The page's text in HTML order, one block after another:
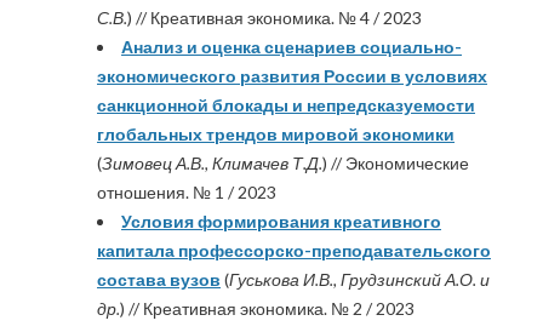
С.В.) // Креативная экономика. № 4 / 2023
Анализ и оценка сценариев социально-
экономического развития России в условиях
санкционной блокады и непредсказуемости
глобальных трендов мировой экономики
(Зимовец А.В., Климачев Т.Д.) // Экономические
отношения. № 1 / 2023
Условия формирования креативного
капитала профессорско-преподавательского
состава вузов (Гуськова И.В., Грудзинский А.О. и
др.) // Креативная экономика. № 2 / 2023